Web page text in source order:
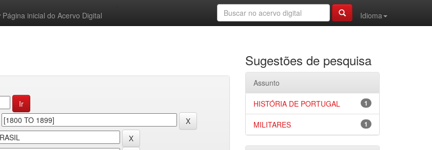
Página inicial do Acervo Digital
Idioma
Sugestões de pesquisa
Assunto
1
HISTÓRIA DE PORTUGAL
1
MILITARES